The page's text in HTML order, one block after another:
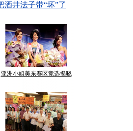
酒井法子带“坏”了
亚洲小姐美东赛区竞选揭晓